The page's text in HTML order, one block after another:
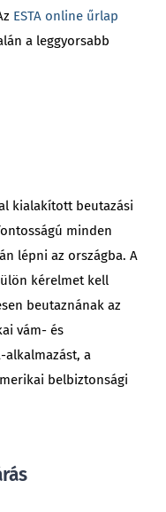
ESTA online űrlap
a leggyorsabb
kialakított beutazási
minden
lépni az országba. A
kérelmet kell
beutaznának az
vám- és
alkalmazást, a
belbiztonsági